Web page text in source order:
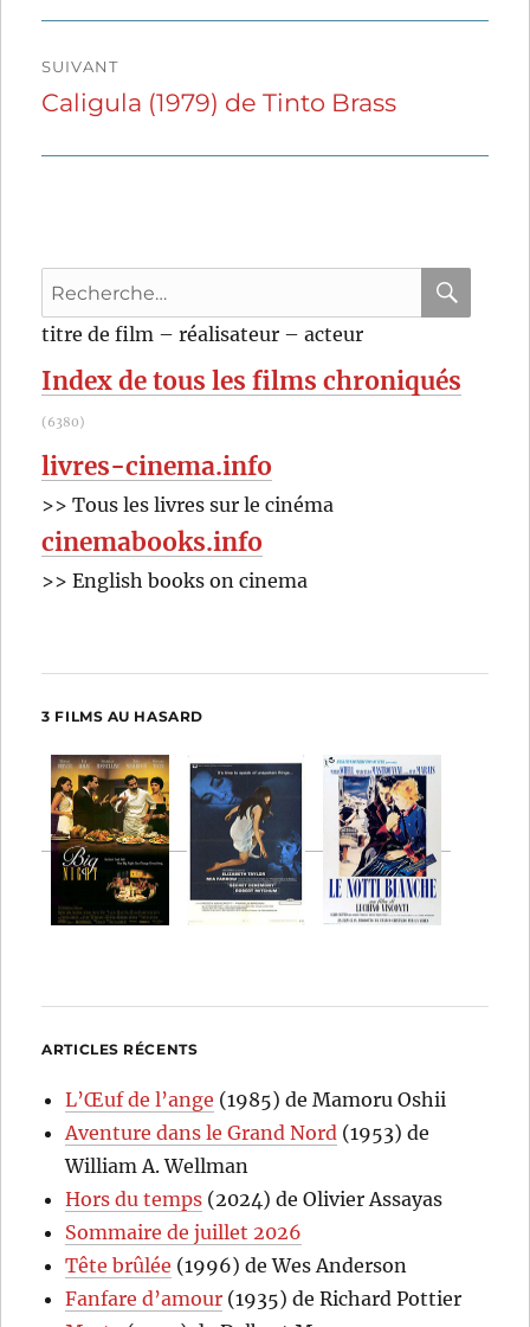
SUIVANT
Publication
Caligula (1979) de Tinto Brass
Recherche
pour
titre de film – réalisateur – acteur
Index de tous les films chroniqués
(6380)
livres-cinema.info
>> Tous les livres sur le cinéma
cinemabooks.info
>> English books on cinema
3 FILMS AU HASARD
ARTICLES RÉCENTS
L’Œuf de l’ange (1985) de Mamoru Oshii
Aventure dans le Grand Nord (1953) de
William A. Wellman
Hors du temps (2024) de Olivier Assayas
Sommaire de juillet 2026
Tête brûlée (1996) de Wes Anderson
Fanfare d’amour (1935) de Richard Pottier